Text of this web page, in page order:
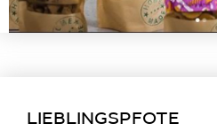
LIEBLINGSPFOTE